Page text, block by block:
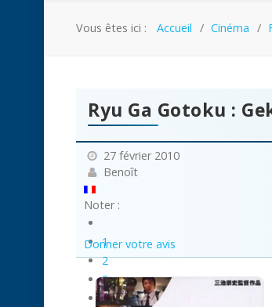
Vous êtes ici : Accueil Cinéma
Ryu Ga Gotoku :
27 février 2010
Benoît
Noter :
1
2
3
4
Donner votre avis